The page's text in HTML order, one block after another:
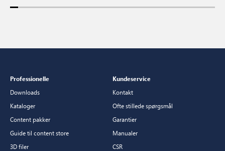
Professionelle
Downloads
Kataloger
Content pakker
Guide til content store
3D filer
Kundeservice
Kontakt
Ofte stillede spørgsmål
Garantier
Manualer
CSR